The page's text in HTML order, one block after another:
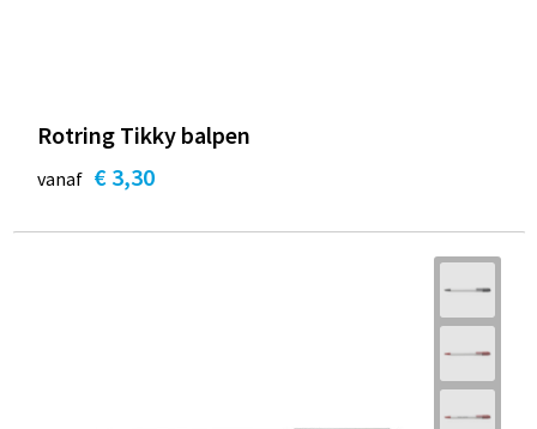
Rotring Tikky balpen
vanaf € 3,30